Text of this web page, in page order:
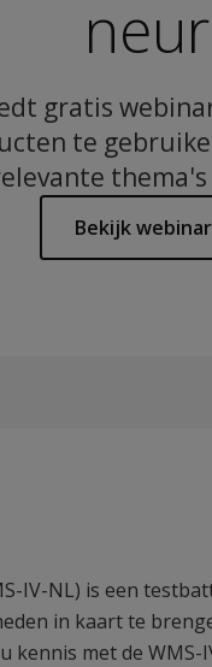
gratis
te
Bekijk
IV-NL) is een
in kaart te
kennis met de